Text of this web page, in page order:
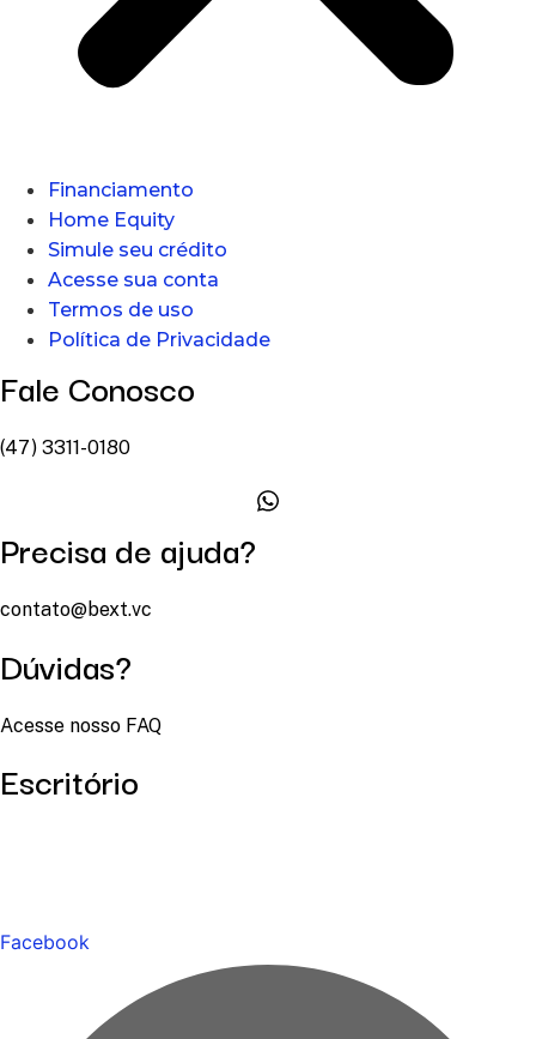
Financiamento
Home Equity
Simule seu crédito
Acesse sua conta
Termos de uso
Política de Privacidade
Fale Conosco
(47) 3311-0180
Precisa de ajuda?
contato@bext.vc
Dúvidas?
Acesse nosso FAQ
Escritório
Facebook